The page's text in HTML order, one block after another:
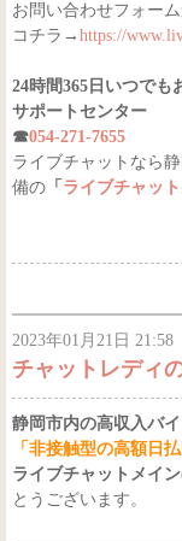
お問い合わせフォー
コチラ→ https://
24時間365日いつでも
サポートセンター
☎054-271-7655
ライブチャットなら
備の 「 ライブチャッ
2023年01月21日 21:58
チャットレディ
静岡市内の高収入バイ
「非接触型の高額日
ライブチャットメイ
とうございます。